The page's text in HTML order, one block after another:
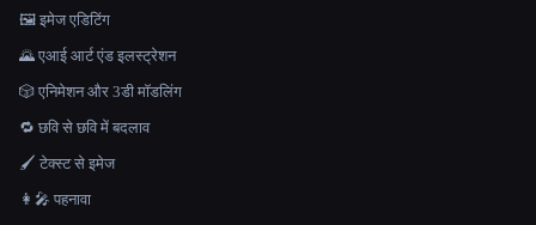
🖼️ इमेज एडिटिंग
🌄 एआई आर्ट एंड इलस्ट्रेशन
🎲 एनिमेशन और 3डी मॉडलिंग
🔁 छवि से छवि में बदलाव
🖌️ टेक्स्ट से इमेज
👩‍🎤 पहनावा